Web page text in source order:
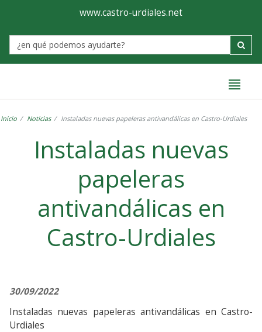
Ayuntamiento
de
Castro-
www.castro-urdiales.net
Label
Inicio Noticias Instaladas nuevas papeleras antivandálicas en Castro-Urdiales
Instaladas nuevas
papeleras
antivandálicas en
Castro-Urdiales
30/09/2022
Instaladas nuevas papeleras antivandálicas en Castro-
Urdiales